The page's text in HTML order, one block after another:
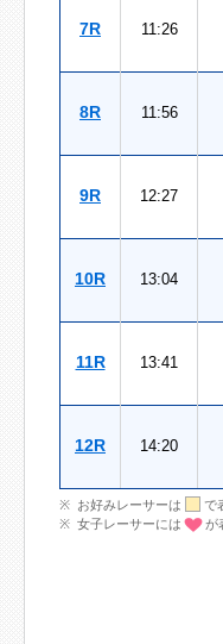
7R 11:26
8R 11:56
9R 12:27
10R 13:04
11R 13:41
12R 14:20
お好みレーサーは
で
女子レーサーには
が